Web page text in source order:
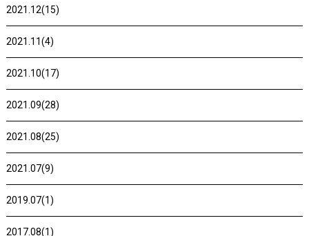
2021.12(15)
2021.11(4)
2021.10(17)
2021.09(28)
2021.08(25)
2021.07(9)
2019.07(1)
2017.08(1)